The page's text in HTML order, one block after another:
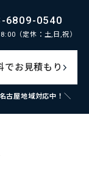
6809-0540
（定休：土,日,祝）
でお見積もり
古屋地域対応中！＼